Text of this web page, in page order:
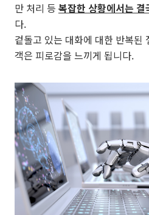
만 처리 등 복잡한 상황에서는
다.
겉돌고 있는 대화에 대한 반복된
객은 피로감을 느끼게 됩니다.